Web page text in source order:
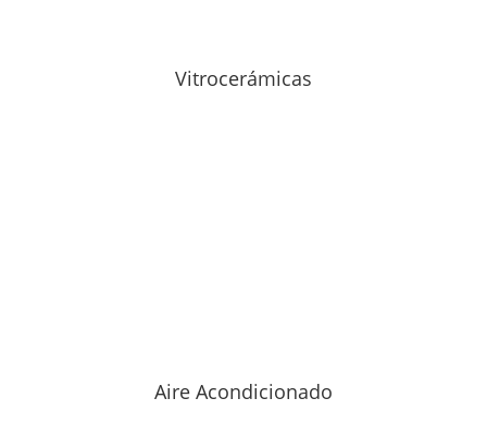
Vitrocerámicas
Aire Acondicionado